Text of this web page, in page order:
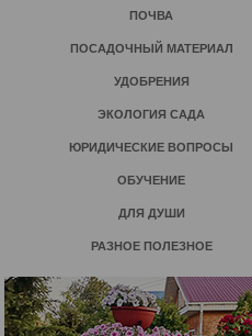
ПОЧВА
ПОСАДОЧНЫЙ МАТЕРИАЛ
УДОБРЕНИЯ
ЭКОЛОГИЯ САДА
ЮРИДИЧЕСКИЕ ВОПРОСЫ
ОБУЧЕНИЕ
ДЛЯ ДУШИ
РАЗНОЕ ПОЛЕЗНОЕ